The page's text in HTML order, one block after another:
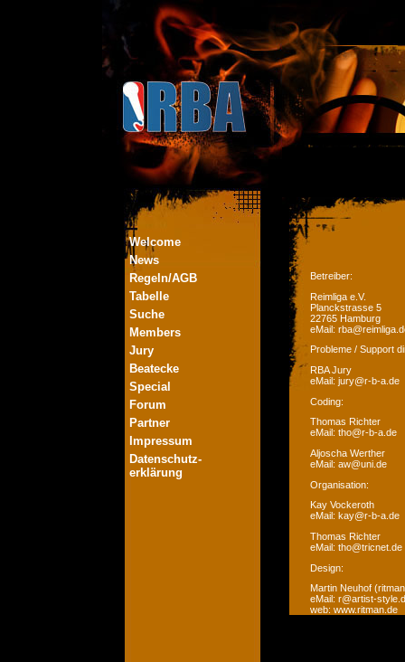
Welcome
News
Regeln/AGB
Tabelle
Suche
Members
Jury
Beatecke
Special
Forum
Partner
Impressum
Datenschutz-
erklärung
Betreiber:
Reimliga e.V.
Planckstrasse 5
22765 Hamburg
eMail:
Probleme / Support
RBA Jury
eMail: jury@r-b-a.de
Coding:
Thomas Richter
eMail: tho@r-b-a.de
Aljoscha Werther
eMail: aw@uni.de
Organisation:
Kay Vockeroth
eMail: kay@r-b-a.de
Thomas Richter
eMail: tho@tricnet.de
Design:
Martin Neuhof
eMail: r@artist-
web: www.ritman.de